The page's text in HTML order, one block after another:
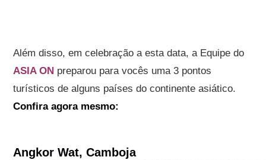
Além disso, em celebração a esta data, a Equipe do
ASIA ON preparou para vocês uma 3 pontos
turísticos de alguns países do continente asiático.
Confira agora mesmo:
Angkor Wat, Camboja